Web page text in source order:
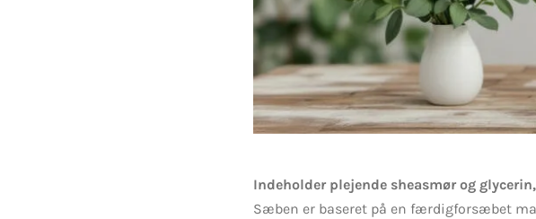
Indeholder plejende sheasmør og
Sæben er baseret på en færdigforsæbet